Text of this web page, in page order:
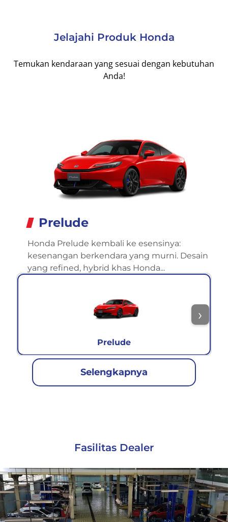
Jelajahi Produk Honda
Temukan kendaraan yang sesuai dengan kebutuhan
Anda!
Prelude
Honda Prelude kembali ke esensinya:
kesenangan berkendara yang murni. Desain
yang refined, hybrid khas Honda...
Prelude
Selengkapnya
Fasilitas Dealer